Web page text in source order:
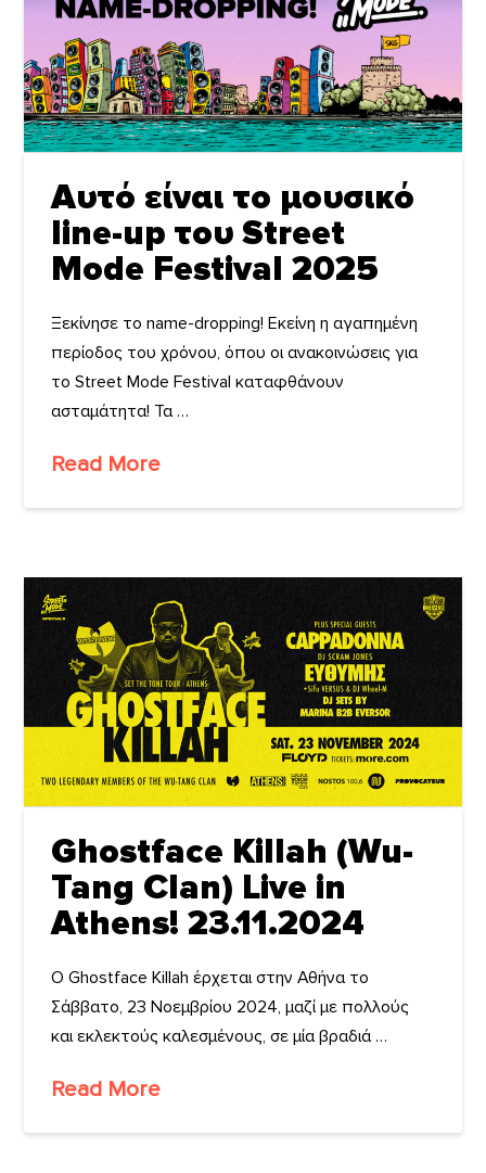
Αυτό είναι το μουσικό
line-up του Street
Mode Festival 2025
Ξεκίνησε το name-dropping! Eκείνη η αγαπημένη
περίοδος του χρόνου, όπου οι ανακοινώσεις για
το Street Mode Festival καταφθάνουν
ασταμάτητα! Τα …
Read More
Ghostface Killah (Wu-
Tang Clan) Live in
Athens! 23.11.2024
Ο Ghostface Killah έρχεται στην Αθήνα το
Σάββατο, 23 Νοεμβρίου 2024, μαζί με πολλούς
και εκλεκτούς καλεσμένους, σε μία βραδιά …
Read More